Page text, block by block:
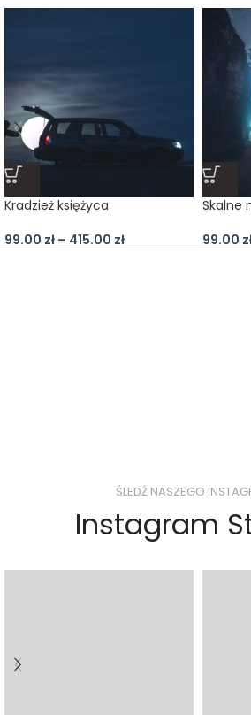
Kradzież księżyca
99.00 zł – 415.00 zł
Skalne
99.00
ŚLEDŹ NASZEGO
Instagram